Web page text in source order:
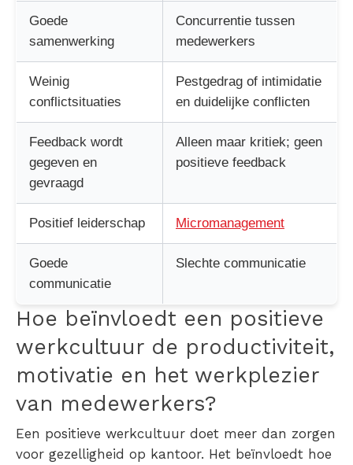
Goede
samenwerking
Concurrentie tussen
medewerkers
Weinig
conflictsituaties
Pestgedrag of intimidatie
en duidelijke conflicten
Feedback wordt
gegeven en
gevraagd
Alleen maar kritiek; geen
positieve feedback
Positief leiderschap Micromanagement
Goede
communicatie
Slechte communicatie
Hoe beïnvloedt een positieve
werkcultuur de productiviteit,
motivatie en het werkplezier
van medewerkers?
Een positieve werkcultuur doet meer dan zorgen
voor gezelligheid op kantoor. Het beïnvloedt hoe